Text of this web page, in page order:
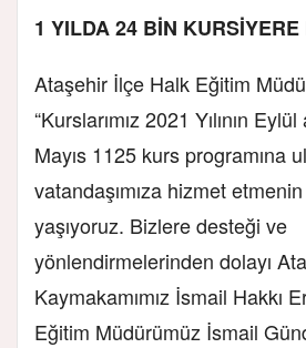
1 YILDA 24 BİN
Ataşehir İlçe Halk Eğitim
“Kurslarımız 2021 Yılının Eylül
Mayıs 1125 kurs programına
vatandaşımıza hizmet
yaşıyoruz. Bizlere desteği ve
yönlendirmelerinden dolayı
Kaymakamımız İsmail Hakkı
Eğitim Müdürümüz İsmail